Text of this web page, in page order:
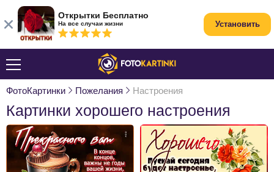
ФотоКартинки Пожелания Настроения
Картинки хорошего настроения
Открытки Бесплатно
На все случаи жизни Установить